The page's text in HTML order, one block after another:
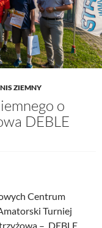
ZIEMNY
o
DEBLE
Centrum
Turniej
– DEBLE